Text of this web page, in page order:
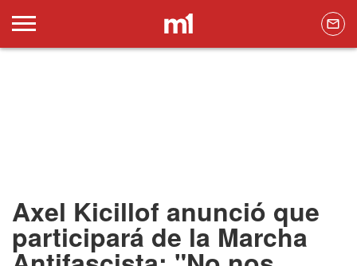
Axel Kicillof anunció que
participará de la Marcha